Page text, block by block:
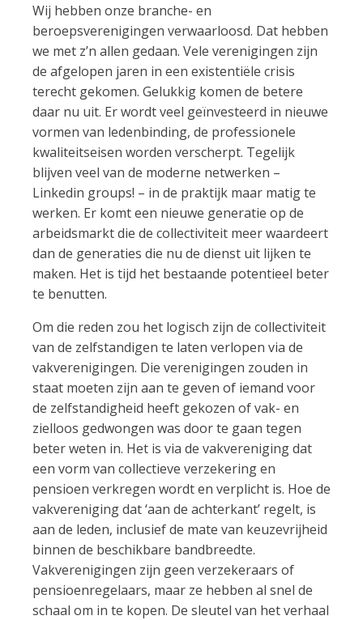
Wij hebben onze branche- en
beroepsverenigingen verwaarloosd. Dat hebben
we met z’n allen gedaan. Vele verenigingen zijn
de afgelopen jaren in een existentiële crisis
terecht gekomen. Gelukkig komen de betere
daar nu uit. Er wordt veel geïnvesteerd in nieuwe
vormen van ledenbinding, de professionele
kwaliteitseisen worden verscherpt. Tegelijk
blijven veel van de moderne netwerken –
Linkedin groups! – in de praktijk maar matig te
werken. Er komt een nieuwe generatie op de
arbeidsmarkt die de collectiviteit meer waardeert
dan de generaties die nu de dienst uit lijken te
maken. Het is tijd het bestaande potentieel beter
te benutten.
Om die reden zou het logisch zijn de collectiviteit
van de zelfstandigen te laten verlopen via de
vakverenigingen. Die verenigingen zouden in
staat moeten zijn aan te geven of iemand voor
de zelfstandigheid heeft gekozen of vak- en
zielloos gedwongen was door te gaan tegen
beter weten in. Het is via de vakvereniging dat
een vorm van collectieve verzekering en
pensioen verkregen wordt en verplicht is. Hoe de
vakvereniging dat ‘aan de achterkant’ regelt, is
aan de leden, inclusief de mate van keuzevrijheid
binnen de beschikbare bandbreedte.
Vakverenigingen zijn geen verzekeraars of
pensioenregelaars, maar ze hebben al snel de
schaal om in te kopen. De sleutel van het verhaal